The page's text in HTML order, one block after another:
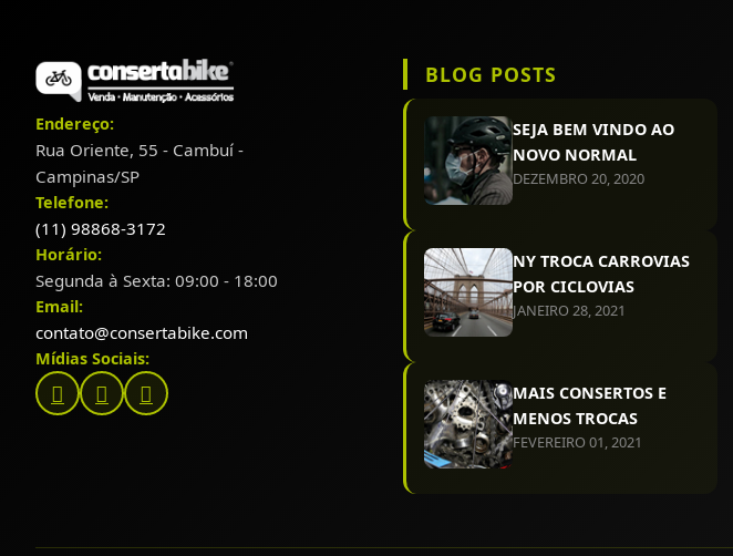
Endereço:
Rua Oriente, 55 - Cambuí -
Campinas/SP
Telefone:
(11) 98868-3172
Horário:
Segunda à Sexta: 09:00 - 18:00
Email:
contato@consertabike.com
Mídias Sociais:
BLOG POSTS
SEJA BEM VINDO AO
NOVO NORMAL
DEZEMBRO 20, 2020
NY TROCA CARROVIAS
POR CICLOVIAS
JANEIRO 28, 2021
MAIS CONSERTOS E
MENOS TROCAS
FEVEREIRO 01, 2021